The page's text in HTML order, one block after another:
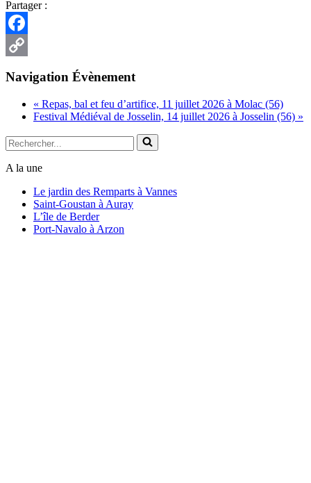
Partager :
Facebook
Navigation Évènement
« Repas, bal et feu d’artifice, 11 juillet 2026 à Molac (56)
Festival Médiéval de Josselin, 14 juillet 2026 à Josselin (56) »
Rechercher...
A la une
Le jardin des Remparts à Vannes
Saint-Goustan à Auray
L’île de Berder
Port-Navalo à Arzon